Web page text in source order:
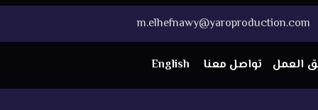
m.elhefnawy@yaroproduction.com
العمل تواصل معنا English